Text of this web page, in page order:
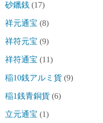
砂鑞銭 (17)
祥元通宝 (8)
祥符元宝 (9)
祥符通宝 (11)
稲10銭アルミ貨 (9)
稲1銭青銅貨 (6)
立元通宝 (1)